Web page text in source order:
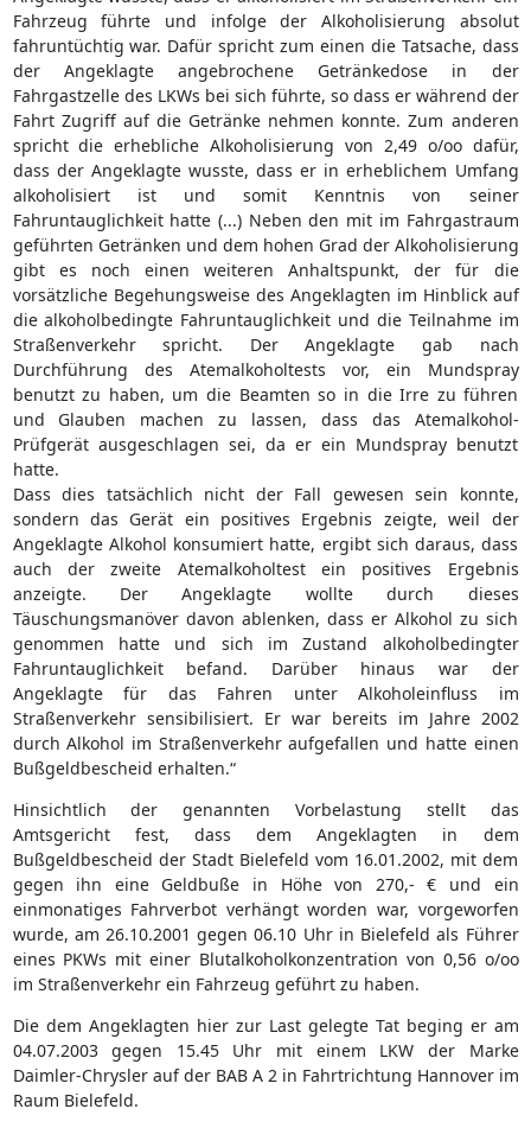
Fahrzeug führte und infolge der Alkoholisierung absolut
fahruntüchtig war. Dafür spricht zum einen die Tatsache, dass
der Angeklagte angebrochene Getränkedose in der
Fahrgastzelle des LKWs bei sich führte, so dass er während der
Fahrt Zugriff auf die Getränke nehmen konnte. Zum anderen
spricht die erhebliche Alkoholisierung von 2,49 o/oo dafür,
dass der Angeklagte wusste, dass er in erheblichem Umfang
alkoholisiert ist und somit Kenntnis von seiner
Fahruntauglichkeit hatte (...) Neben den mit im Fahrgastraum
geführten Getränken und dem hohen Grad der Alkoholisierung
gibt es noch einen weiteren Anhaltspunkt, der für die
vorsätzliche Begehungsweise des Angeklagten im Hinblick auf
die alkoholbedingte Fahruntauglichkeit und die Teilnahme im
Straßenverkehr spricht. Der Angeklagte gab nach
Durchführung des Atemalkoholtests vor, ein Mundspray
benutzt zu haben, um die Beamten so in die Irre zu führen
und Glauben machen zu lassen, dass das Atemalkohol-
Prüfgerät ausgeschlagen sei, da er ein Mundspray benutzt
hatte.
Dass dies tatsächlich nicht der Fall gewesen sein konnte,
sondern das Gerät ein positives Ergebnis zeigte, weil der
Angeklagte Alkohol konsumiert hatte, ergibt sich daraus, dass
auch der zweite Atemalkoholtest ein positives Ergebnis
anzeigte. Der Angeklagte wollte durch dieses
Täuschungsmanöver davon ablenken, dass er Alkohol zu sich
genommen hatte und sich im Zustand alkoholbedingter
Fahruntauglichkeit befand. Darüber hinaus war der
Angeklagte für das Fahren unter Alkoholeinfluss im
Straßenverkehr sensibilisiert. Er war bereits im Jahre 2002
durch Alkohol im Straßenverkehr aufgefallen und hatte einen
Bußgeldbescheid erhalten.“
Hinsichtlich der genannten Vorbelastung stellt das
Amtsgericht fest, dass dem Angeklagten in dem
Bußgeldbescheid der Stadt Bielefeld vom 16.01.2002, mit dem
gegen ihn eine Geldbuße in Höhe von 270,- € und ein
einmonatiges Fahrverbot verhängt worden war, vorgeworfen
wurde, am 26.10.2001 gegen 06.10 Uhr in Bielefeld als Führer
eines PKWs mit einer Blutalkoholkonzentration von 0,56 o/oo
im Straßenverkehr ein Fahrzeug geführt zu haben.
Die dem Angeklagten hier zur Last gelegte Tat beging er am
04.07.2003 gegen 15.45 Uhr mit einem LKW der Marke
Daimler-Chrysler auf der BAB A 2 in Fahrtrichtung Hannover im
Raum Bielefeld.